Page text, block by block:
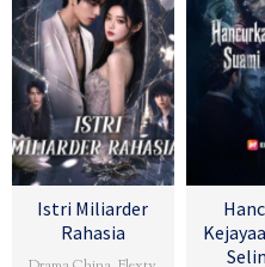
Istri Miliarder
Rahasia